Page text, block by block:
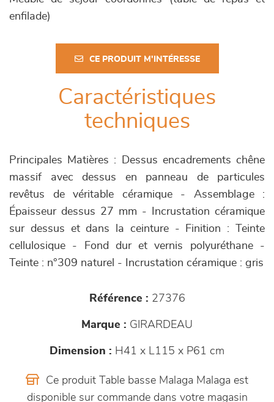
enfilade)
CE PRODUIT M'INTÉRESSE
Caractéristiques
techniques
Principales Matières : Dessus encadrements chêne
massif avec dessus en panneau de particules
revêtus de véritable céramique - Assemblage :
Épaisseur dessus 27 mm - Incrustation céramique
sur dessus et dans la ceinture - Finition : Teinte
cellulosique - Fond dur et vernis polyuréthane -
Teinte : n°309 naturel - Incrustation céramique : gris
Référence : 27376
Marque : GIRARDEAU
Dimension : H41 x L115 x P61 cm
Ce produit Table basse Malaga Malaga est
disponible sur commande dans votre magasin